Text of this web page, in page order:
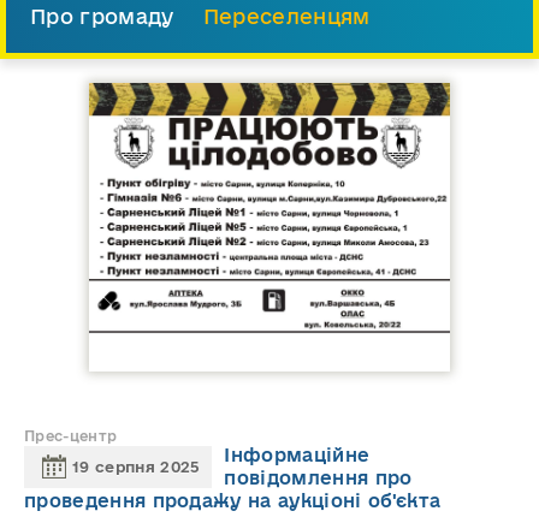
Про громаду
Переселенцям
Прес-центр
Прес-центр
19 серпня 2025
Інформаційне
повідомлення про
проведення продажу на аукціоні об'єкта